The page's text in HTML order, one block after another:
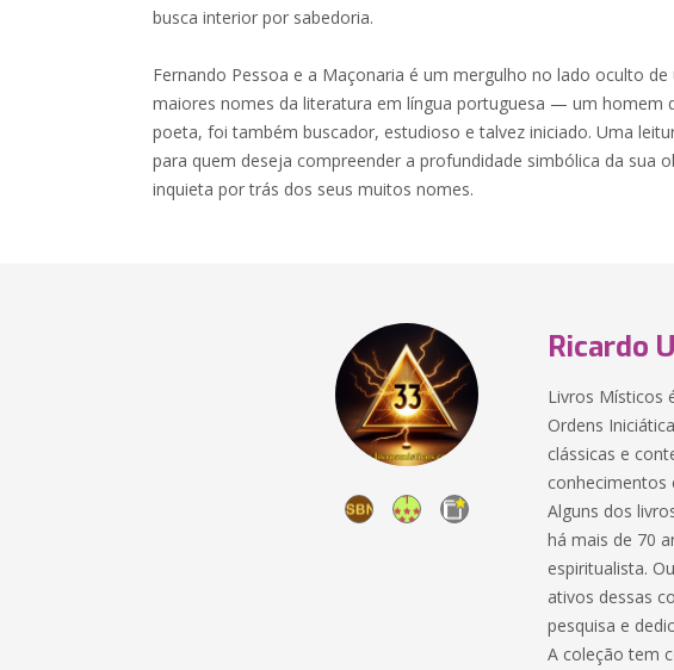
busca interior por sabedoria.
Fernando Pessoa e a Maçonaria é um mergulho no lado oculto de
maiores nomes da literatura em língua portuguesa — um homem
poeta, foi também buscador, estudioso e talvez iniciado. Uma
para quem deseja compreender a profundidade simbólica da sua
inquieta por trás dos seus muitos nomes.
Ricardo
Livros Místicos
Ordens
clássicas e
conhecimentos
Alguns dos
há mais de 70
espiritualista.
ativos dessas
pesquisa e
A coleção tem